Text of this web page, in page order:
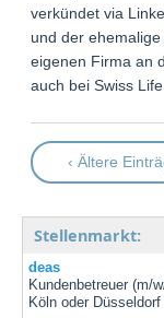
verkündet via
und der
eigenen Firma an
auch bei Swiss
‹ Ältere
Stellenmarkt:
deas
Kundenbetreuer (m/
Köln oder Düsseldorf